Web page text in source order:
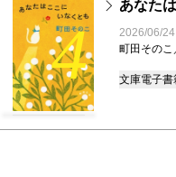
4
あなた
2026/06/24
町田そのこ
文庫電子書